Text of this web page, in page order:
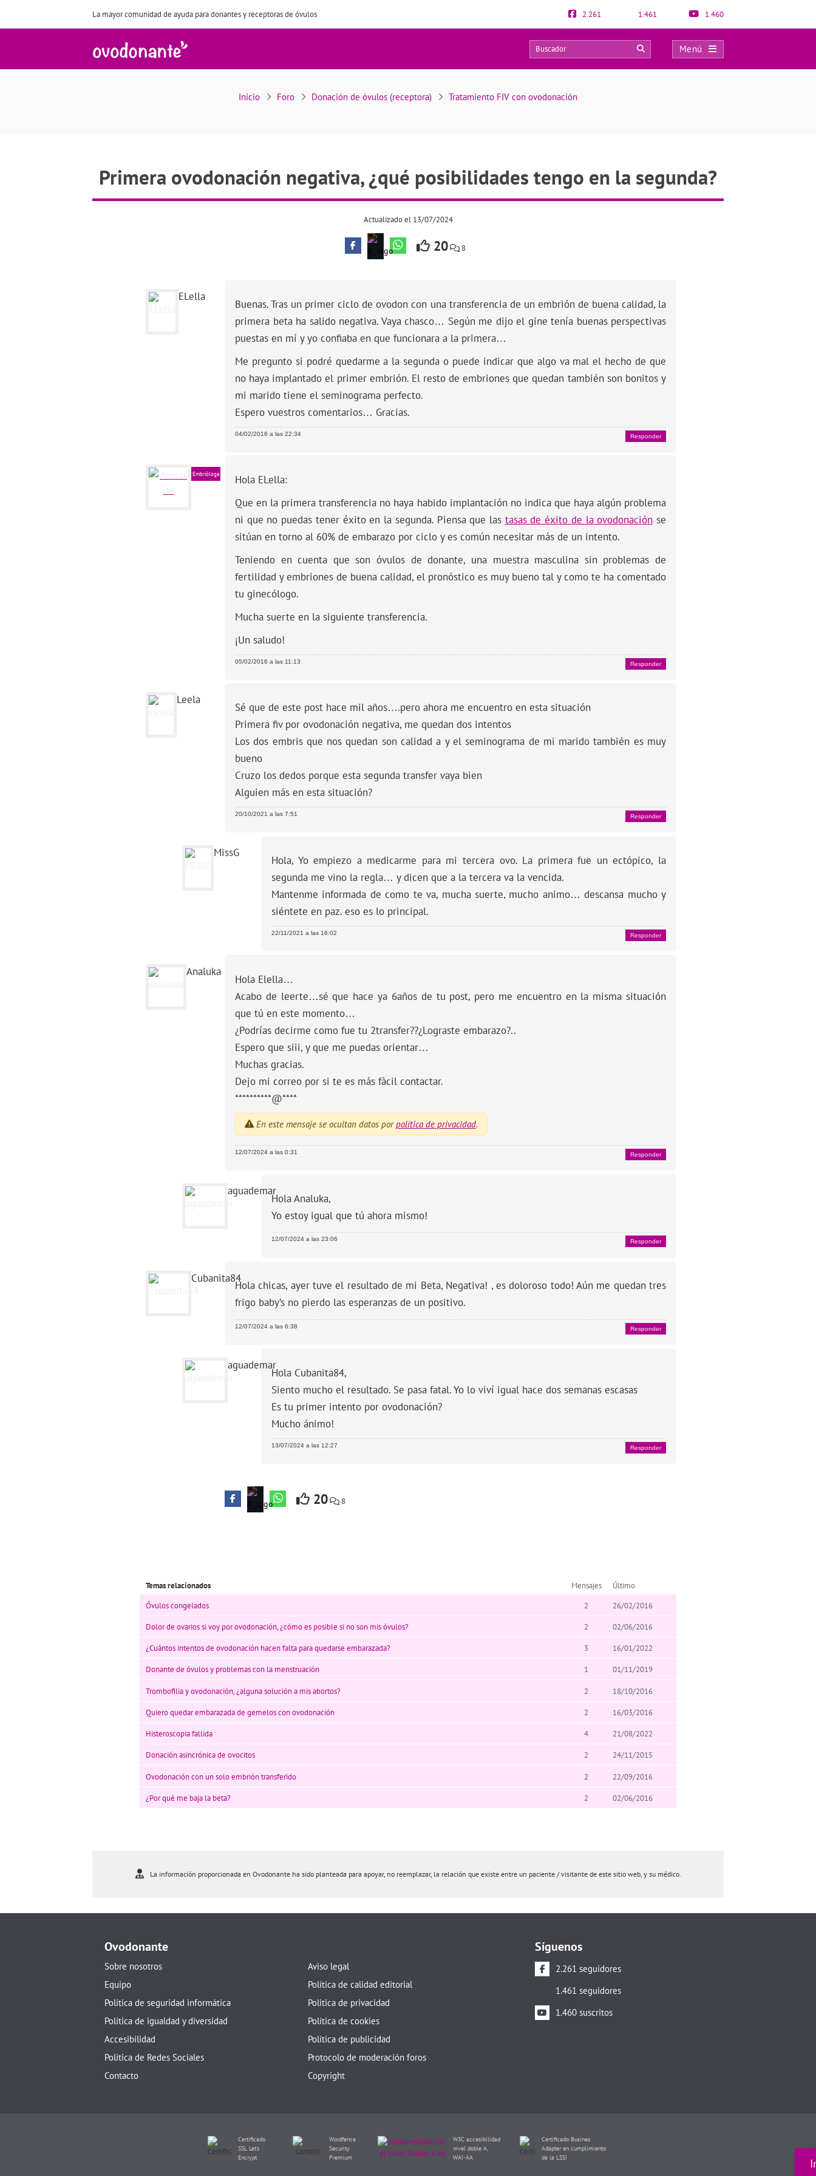
La mayor comunidad de ayuda para donantes y receptoras de óvulos 2.261 1.461 1.460
Menú
Primera ovodonación negativa, ¿qué posibilidades tengo en la segunda?
12 0
Inicio Foro Donación de óvulos (receptora) Tratamiento FIV con ovodonación
Primera ovodonación negativa, ¿qué posibilidades tengo en la segunda?
Actualizado el 13/07/2024
20 8
ELella
Buenas. Tras un primer ciclo de ovodon con una transferencia de un embrión de buena calidad, la
primera beta ha salido negativa. Vaya chasco… Según me dijo el gine tenía buenas perspectivas
puestas en mí y yo confiaba en que funcionara a la primera…
Me pregunto si podré quedarme a la segunda o puede indicar que algo va mal el hecho de que
no haya implantado el primer embrión. El resto de embriones que quedan también son bonitos y
mi marido tiene el seminograma perfecto.
Espero vuestros comentarios… Gracias.
04/02/2016 a las 22:34 Responder
Embrióloga
Hola ELella:
Que en la primera transferencia no haya habido implantación no indica que haya algún problema
ni que no puedas tener éxito en la segunda. Piensa que las tasas de éxito de la ovodonación se
sitúan en torno al 60% de embarazo por ciclo y es común necesitar más de un intento.
Teniendo en cuenta que son óvulos de donante, una muestra masculina sin problemas de
fertilidad y embriones de buena calidad, el pronóstico es muy bueno tal y como te ha comentado
tu ginecólogo.
Mucha suerte en la siguiente transferencia.
¡Un saludo!
05/02/2016 a las 11:13 Responder
Leela
Sé que de este post hace mil años….pero ahora me encuentro en esta situación
Primera fiv por ovodonación negativa, me quedan dos intentos
Los dos embris que nos quedan son calidad a y el seminograma de mi marido también es muy
bueno
Cruzo los dedos porque esta segunda transfer vaya bien
Alguien más en esta situación?
20/10/2021 a las 7:51 Responder
MissG
Hola, Yo empiezo a medicarme para mi tercera ovo. La primera fue un ectópico, la
segunda me vino la regla… y dicen que a la tercera va la vencida.
Mantenme informada de como te va, mucha suerte, mucho animo… descansa mucho y
siéntete en paz. eso es lo principal.
22/11/2021 a las 16:02 Responder
Analuka
Hola Elella…
Acabo de leerte…sé que hace ya 6años de tu post, pero me encuentro en la misma situación
que tú en este momento…
¿Podrías decirme como fue tu 2transfer??¿Lograste embarazo?..
Espero que siii, y que me puedas orientar…
Muchas gracias.
Dejo mi correo por si te es más fàcil contactar.
**********@****
En este mensaje se ocultan datos porpolítica de privacidad.
12/07/2024 a las 0:31 Responder
aguademar
Hola Analuka,
Yo estoy igual que tú ahora mismo!
12/07/2024 a las 23:06 Responder
Cubanita84
Hola chicas, ayer tuve el resultado de mi Beta, Negativa! , es doloroso todo! Aún me quedan tres
frigo baby’s no pierdo las esperanzas de un positivo.
12/07/2024 a las 6:38 Responder
aguademar
Hola Cubanita84,
Siento mucho el resultado. Se pasa fatal. Yo lo viví igual hace dos semanas escasas
Es tu primer intento por ovodonación?
Mucho ánimo!
13/07/2024 a las 12:27 Responder
20 8
Temas relacionados Mensajes
Último
Óvulos congelados
2 26/02/2016
Dolor de ovarios si voy por ovodonación, ¿cómo es posible si no son mis óvulos? 2 02/06/2016
¿Cuántos intentos de ovodonación hacen falta para quedarse embarazada? 3 16/01/2022
Donante de óvulos y problemas con la menstruación 1 01/11/2019
Trombofilia y ovodonación, ¿alguna solución a mis abortos? 2 18/10/2016
Quiero quedar embarazada de gemelos con ovodonación 2 16/03/2016
Histeroscopia fallida 4 21/08/2022
Donación asincrónica de ovocitos 2 24/11/2015
Ovodonación con un solo embrión transferido 2 22/09/2016
¿Por qué me baja la beta? 2 02/06/2016
La información proporcionada en Ovodonante ha sido planteada para apoyar, no reemplazar, la relación que existe entre un paciente / visitante de este sitio web, y su médico.
Ovodonante
Sobre nosotros
Equipo
Política de seguridad informática
Política de igualdad y diversidad
Accesibilidad
Política de Redes Sociales
Contacto
Aviso legal
Política de calidad editorial
Politica de privacidad
Política de cookies
Política de publicidad
Protocolo de moderación foros
Copyright
Síguenos
2.261 seguidores
1.461 seguidores
1.460 suscritos
Certificado
SSL Let's
Encrypt
Wordfence
Security
Premium
W3C accesibilidad
nivel doble A,
WAI-AA
Certificado Busines
Adapter en cumplimiento
de la LSSI